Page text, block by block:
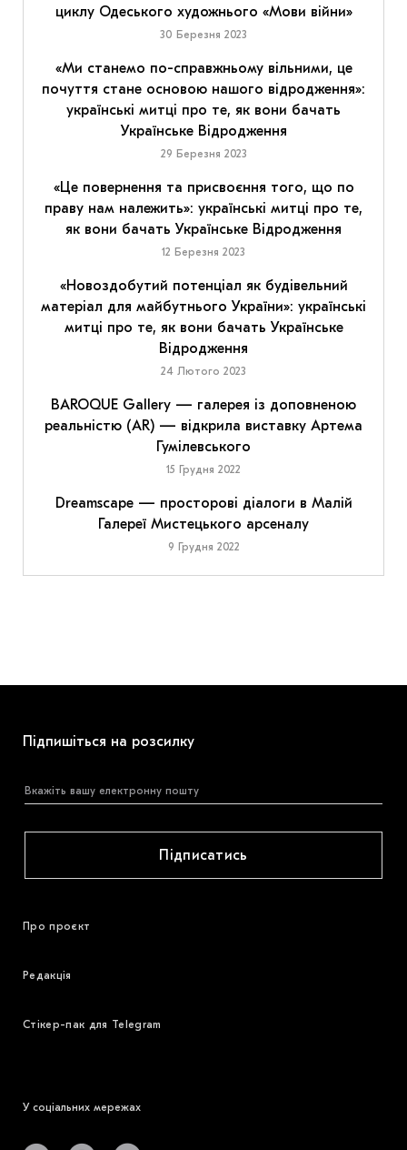
циклу Одеського художнього «Мови війни»
30 Березня 2023
«Ми станемо по-справжньому вільними, це
почуття стане основою нашого відродження»:
українські митці про те, як вони бачать
Українське Відродження
29 Березня 2023
«Це повернення та присвоєння того, що по
праву нам належить»: українські митці про те,
як вони бачать Українське Відродження
12 Березня 2023
«Новоздобутий потенціал як будівельний
матеріал для майбутнього України»: українські
митці про те, як вони бачать Українське
Відродження
24 Лютого 2023
BAROQUE Gallery — галерея із доповненою
реальністю (AR) — відкрила виставку Артема
Гумілевського
15 Грудня 2022
Dreamscape — просторові діалоги в Малій
Галереї Мистецького арсеналу
9 Грудня 2022
Підпишіться на розсилку
Підписатись
Про проєкт
Редакція
Стікер-пак для Telegram
У соціальних мережах